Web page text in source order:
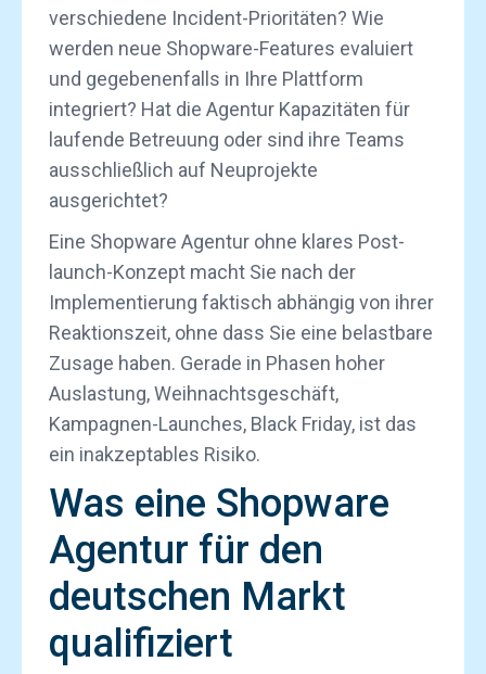
verschiedene Incident-Prioritäten? Wie
werden neue Shopware-Features evaluiert
und gegebenenfalls in Ihre Plattform
integriert? Hat die Agentur Kapazitäten für
laufende Betreuung oder sind ihre Teams
ausschließlich auf Neuprojekte
ausgerichtet?
Eine Shopware Agentur ohne klares Post-
launch-Konzept macht Sie nach der
Implementierung faktisch abhängig von ihrer
Reaktionszeit, ohne dass Sie eine belastbare
Zusage haben. Gerade in Phasen hoher
Auslastung, Weihnachtsgeschäft,
Kampagnen-Launches, Black Friday, ist das
ein inakzeptables Risiko.
Was eine Shopware
Agentur für den
deutschen Markt
qualifiziert